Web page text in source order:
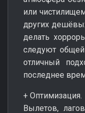
или
других
делать
следуют
отличный
последнее
+ Оптимизация.
Вылетов,